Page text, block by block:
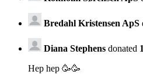
Bredahl Kristensen ApS
Diana Stephens donated
Hep hep 🥳🥳